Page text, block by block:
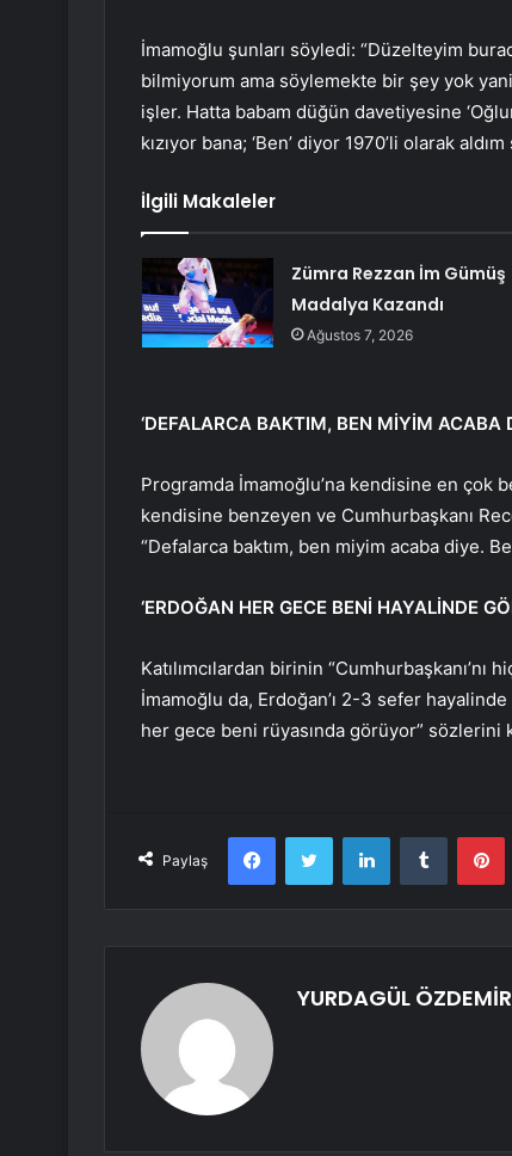
İmamoğlu şunları söyledi: “Düzelteyim
bilmiyorum ama söylemekte bir şey yok
işler. Hatta babam düğün davetiyesine
kızıyor bana; ‘Ben’ diyor 1970’li olarak
İlgili Makaleler
Zümra Rezzan İm Gümüş
Madalya Kazandı
Ağustos 7, 2026
‘DEFALARCA BAKTIM, BEN MİYİM ACABA
Programda İmamoğlu’na kendisine en çok
kendisine benzeyen ve Cumhurbaşkanı
“Defalarca baktım, ben miyim acaba diye.
‘ERDOĞAN HER GECE BENİ HAYALİNDE
Katılımcılardan birinin
İmamoğlu da, Erdoğan’ı 2-3 sefer
her gece beni rüyasında görüyor” sözlerini
Paylaş
FacebookTwitter LinkedInTumblr
YURDAGÜL ÖZDEMİR